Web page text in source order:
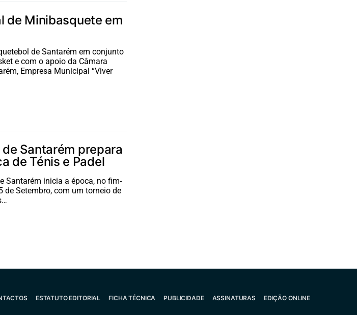
de Minibasquete em
de Santarém em conjunto
e com o apoio da Câmara
Empresa Municipal “Viver
Santarém prepara
de Ténis e Padel
Santarém inicia a época, no fim-
de Setembro, com um torneio de
ESTATUTO EDITORIAL FICHA TÉCNICA PUBLICIDADE ASSINATURAS EDIÇÃO ONLINE